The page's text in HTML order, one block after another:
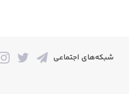
شبکه‌های اجتماعی